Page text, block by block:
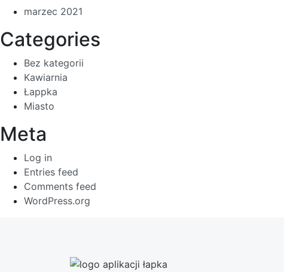
marzec 2021
Categories
Bez kategorii
Kawiarnia
Łappka
Miasto
Meta
Log in
Entries feed
Comments feed
WordPress.org